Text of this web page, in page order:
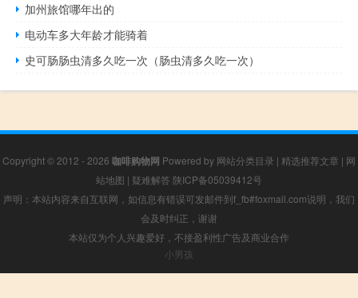
加州旅馆哪年出的
电动车多大年龄才能骑着
史可肠肠虫清多久吃一次（肠虫清多久吃一次）
Copyright © 2012 - 2026 咖啡购物网 Powered by 网站分类目录 | 精选推荐文章 | 网
站地图 | 疑难解答 陕ICP备05039412号
声明：本站内容来自互联网，如信息有错误可发邮件到f_fb#foxmail.com说明，我们
会及时纠正，谢谢
本站仅为个人兴趣爱好，不接盈利性广告及商业合作
小男孩